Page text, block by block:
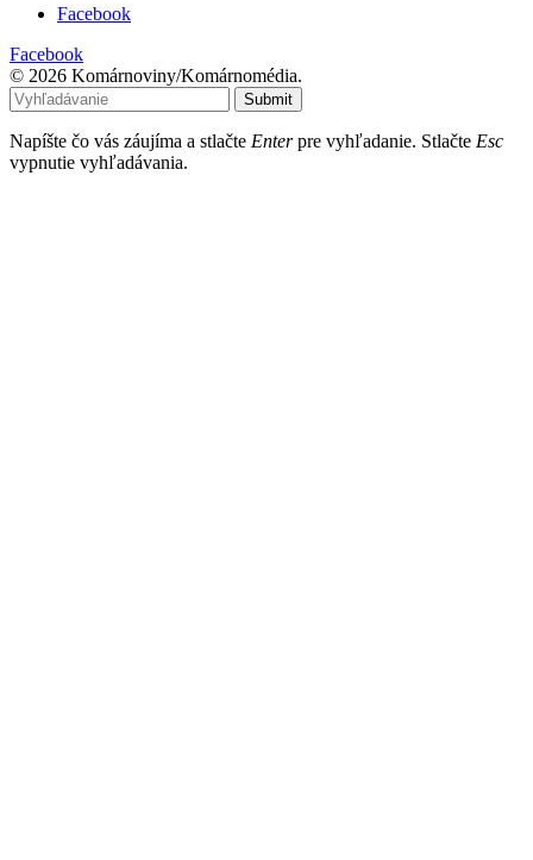
Facebook
Facebook
© 2026 Komárnoviny/Komárnomédia.
Submit
Napíšte čo vás záujíma a stlačte Enterpre vyhľadanie. Stlačte Esc
vypnutie vyhľadávania.